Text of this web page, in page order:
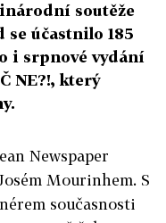
soutěže
se účastnilo 185
i srpnové vydání
NE?!, který
Newspaper
Mourinhem. S
současnosti